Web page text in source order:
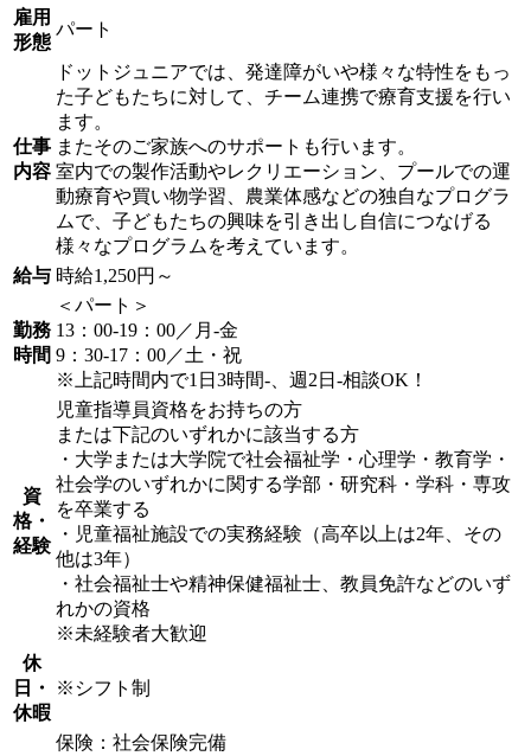
雇用
形態
パート
仕事
内容
ドットジュニアでは、発達障がいや様々な特性をもっ
た子どもたちに対して、チーム連携で療育支援を行い
ます。
またそのご家族へのサポートも行います。
室内での製作活動やレクリエーション、プールでの運
動療育や買い物学習、農業体感などの独自なプログラ
ムで、子どもたちの興味を引き出し自信につなげる
様々なプログラムを考えています。
給与 時給1,250円～
勤務
時間
＜パート＞
13：00-19：00／月-金
9：30-17：00／土・祝
※上記時間内で1日3時間-、週2日-相談OK！
資
格・
経験
児童指導員資格をお持ちの方
または下記のいずれかに該当する方
・大学または大学院で社会福祉学・心理学・教育学・
社会学のいずれかに関する学部・研究科・学科・専攻
を卒業する
・児童福祉施設での実務経験（高卒以上は2年、その
他は3年）
・社会福祉士や精神保健福祉士、教員免許などのいず
れかの資格
※未経験者大歓迎
休
日・
休暇
※シフト制
保険：社会保険完備